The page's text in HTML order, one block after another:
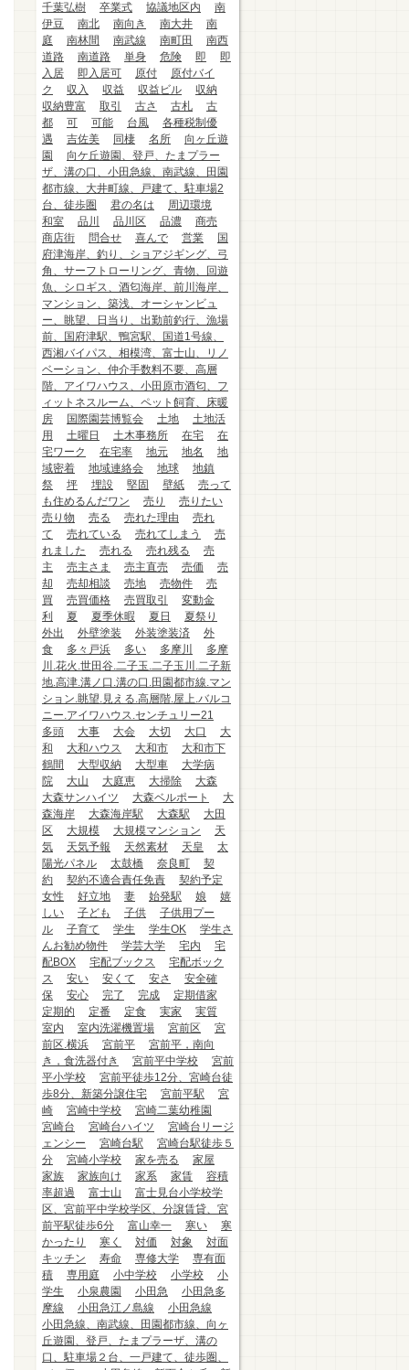
千葉弘樹
卒業式 協議地区内
南
伊豆
南北 南向き 南大井
南
庭
南林間 南武線 南町田
南西
道路
南道路 単身 危険 即
即
入居
即入居可 原付
原付バイ
ク
収入 収益 収益ビル
収納
収納豊富
取引 古さ 古札
古
都
可 可能 台風
各種税制優
遇
吉佐美 同棲 名所
向ヶ丘遊
園
向ケ丘遊園、登戸、たまプラー
ザ、溝の口、小田急線、南武線、田園
都市線、大井町線、戸建て、駐車場2
台、徒歩圏
君の名は
周辺環境
和室
品川 品川区 品濃
商売
商店街
問合せ 喜んで 営業
国
府津海岸、釣り、ショアジギング、弓
角、サーフトローリング、青物、回遊
魚、シロギス、酒匂海岸、前川海岸、
マンション、築浅、オーシャンビュ
ー、眺望、日当り、出勤前釣行、漁場
前、国府津駅、鴨宮駅、国道1号線、
西湘バイパス、相模湾、富士山、リノ
ベーション、仲介手数料不要、高層
階、アイワハウス、小田原市酒匂、フ
ィットネスルーム、ペット飼育、床暖
房
国際園芸博覧会 土地
土地活
用
土曜日 土木事務所 在宅
在
宅ワーク
在宅率 地元 地名
地
域密着
地域連絡会 地球
地鎮
祭
坪 埋設 堅固 壁紙
売って
も住めるんだワン
売り
売りたい
売り物
売る 売れた理由
売れ
て
売れている 売れてしまう
売
れました
売れる 売れ残る
売
主
売主さま 売主直売 売価
売
却
売却相談 売地 売物件
売
買
売買価格 売買取引
変動金
利
夏 夏季休暇 夏日
夏祭り
外出
外壁塗装 外装塗装済
外
食
多々戸浜 多い 多摩川
多摩
川.花火.世田谷.二子玉.二子玉川.二子新
地.高津.溝ノ口.溝の口.田園都市線.マン
ション.眺望.見える.高層階.屋上.バルコ
ニー.アイワハウス.センチュリー21
多頭
大事 大会 大切 大口
大
和
大和ハウス 大和市
大和市下
鶴間
大型収納 大型車
大学病
院
大山 大庭恵 大掃除
大森
大森サンハイツ
大森ベルポート
大
森海岸
大森海岸駅 大森駅
大田
区
大規模 大規模マンション
天
気
天気予報 天然素材 天皇
太
陽光パネル
太鼓橋 奈良町
契
約
契約不適合責任免責
契約予定
女性
好立地 妻 始発駅 娘
嬉
しい
子ども 子供
子供用プー
ル
子育て 学生 学生OK
学生さ
んお勧め物件
学芸大学 宅内
宅
配BOX
宅配ブックス
宅配ボック
ス
安い 安くて 安さ
安全確
保
安心 完了 完成
定期借家
定期的
定番 定食 実家
実質
室内
室内洗濯機置場 宮前区
宮
前区.横浜
宮前平
宮前平，南向
き，食洗器付き
宮前平中学校
宮前
平小学校
宮前平徒歩12分、宮崎台徒
歩8分、新築分譲住宅
宮前平駅
宮
崎
宮崎中学校
宮崎二葉幼稚園
宮崎台
宮崎台ハイツ
宮崎台リージ
ェンシー
宮崎台駅
宮崎台駅徒歩５
分
宮崎小学校 家を売る
家屋
家族
家族向け 家系 家賃
容積
率超過
富士山
富士見台小学校学
区、宮前平中学校学区、分譲賃貸、宮
前平駅徒歩6分
富山幸一 寒い
寒
かったり
寒く 対価 対象
対面
キッチン
寿命 専修大学
専有面
積
専用庭 小中学校 小学校
小
学生
小泉農園 小田急
小田急多
摩線
小田急江ノ島線
小田急線
小田急線、南武線、田園都市線、向ヶ
丘遊園、登戸、たまプラーザ、溝の
口、駐車場２台、一戸建て、徒歩圏、